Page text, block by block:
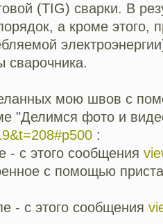
(TIG) сварки. В
а кроме этого,
сварочника.
мою швов с
"Делимся фото и
:
- с этого сообщения
с помощью
- с этого сообщения